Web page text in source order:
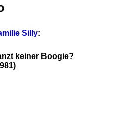
Silly:
keiner Boogie?